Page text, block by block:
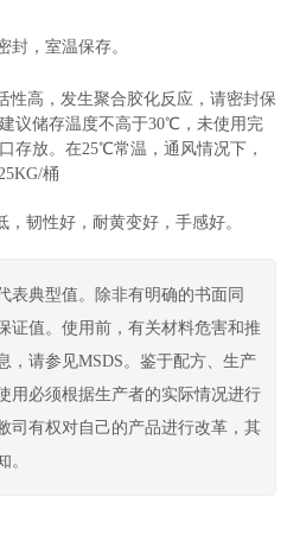
封，室温保存。
性高，发生聚合胶化反应，请密封保
议储存温度不高于30℃，未使用完
存放。在25℃常温，通风情况下，
桶
，韧性好，耐黄变好，手感好。
表典型值。除非有明确的书面同
证值。使用前，有关材料危害和推
，请参见MSDS。鉴于配方、生产
用必须根据生产者的实际情况进行
司有权对自己的产品进行改革，其
。